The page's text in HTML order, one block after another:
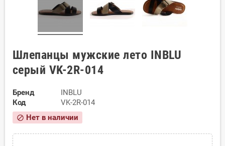
Шлепанцы мужские лето INBLU
серый VK-2R-014
Бренд
INBLU
Код
VK-2R-014
block Нет в наличии